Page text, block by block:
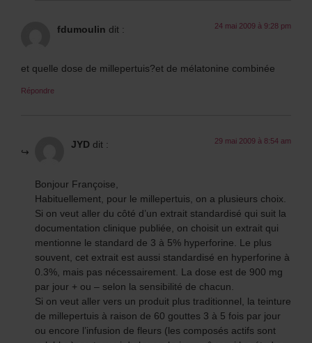
fdumoulin dit : 24 mai 2009 à 9:28 pm
et quelle dose de millepertuis?et de mélatonine combinée
Répondre
JYD dit : 29 mai 2009 à 8:54 am
Bonjour Françoise,
Habituellement, pour le millepertuis, on a plusieurs choix.
Si on veut aller du côté d’un extrait standardisé qui suit la
documentation clinique publiée, on choisit un extrait qui
mentionne le standard de 3 à 5% hyperforine. Le plus
souvent, cet extrait est aussi standardisé en hyperforine à
0.3%, mais pas nécessairement. La dose est de 900 mg
par jour + ou – selon la sensibilité de chacun.
Si on veut aller vers un produit plus traditionnel, la teinture
de millepertuis à raison de 60 gouttes 3 à 5 fois par jour
ou encore l’infusion de fleurs (les composés actifs sont